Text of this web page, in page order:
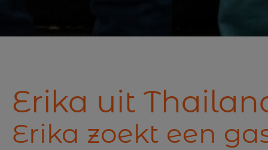
Erika uit
Erika zoekt een